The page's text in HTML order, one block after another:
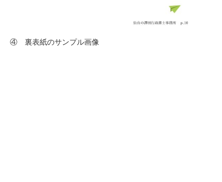
④ 裏表紙のサンプル画像